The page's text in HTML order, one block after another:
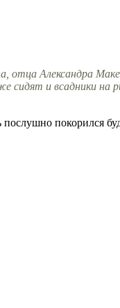
отца Александра
сидят и всадники на
покорился